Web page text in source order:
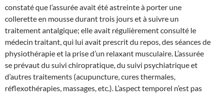
constaté que l’assurée avait été astreinte à porter une
collerette en mousse durant trois jours et à suivre un
traitement antalgique; elle avait régulièrement consulté le
médecin traitant, qui lui avait prescrit du repos, des séances de
physiothérapie et la prise d’un relaxant musculaire. L’assurée
se prévaut du suivi chiropratique, du suivi psychiatrique et
d’autres traitements (acupuncture, cures thermales,
réflexothérapies, massages, etc.). L’aspect temporel n’est pas